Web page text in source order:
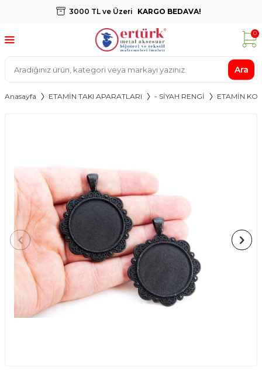
3000 TL ve Üzeri KARGO BEDAVA!
Ara
0
Anasayfa ETAMİN TAKI APARATLARI - SİYAH RENGİ ETAMİN